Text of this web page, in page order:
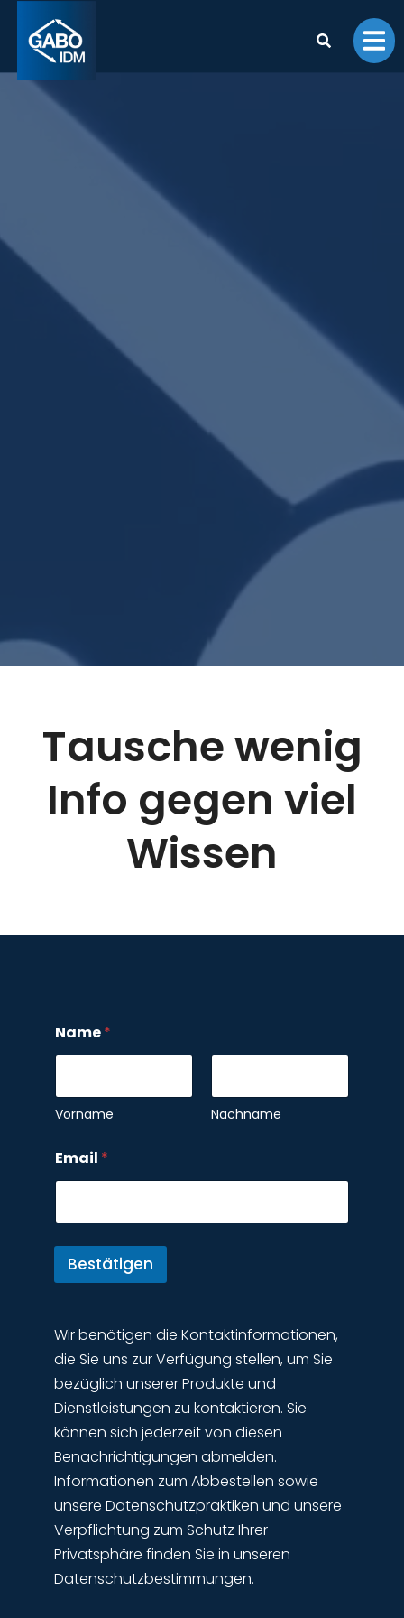
White­paper
Tausche wenig
Info gegen viel
Wissen
Name*
Vorname Nachname
*
E
l
Email *
Bestätigen
Wir benötigen die Kontaktinformationen,
die Sie uns zur Verfügung stellen, um Sie
bezüglich unserer Produkte und
Dienstleistungen zu kontaktieren. Sie
können sich jederzeit von diesen
Benachrichtigungen abmelden.
Informationen zum Abbestellen sowie
unsere Datenschutzpraktiken und unsere
Verpflichtung zum Schutz Ihrer
Privatsphäre finden Sie in unseren
Datenschutzbestimmungen.